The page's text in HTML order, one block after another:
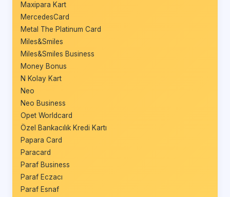
Maxipara Kart
MercedesCard
Metal The Platinum Card
Miles&Smiles
Miles&Smiles Business
Money Bonus
N Kolay Kart
Neo
Neo Business
Opet Worldcard
Özel Bankacılık Kredi Kartı
Papara Card
Paracard
Paraf Business
Paraf Eczacı
Paraf Esnaf